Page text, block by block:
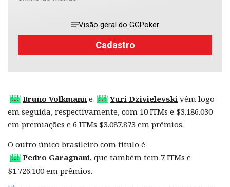
Visão geral do GGPoker
Cadastro
Bruno Volkmann e Yuri Dzivielevski vêm logo
em seguida, respectivamente, com 10 ITMs e $3.186.030
em premiações e 6 ITMs $3.087.873 em prêmios.
O outro único brasileiro com título é
Pedro Garagnani, que também tem 7 ITMs e
$1.726.100 em prêmios.